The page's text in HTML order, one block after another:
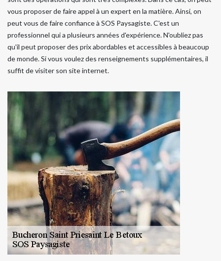
vous proposer de faire appel à un expert en la matière. Ainsi, on
peut vous de faire confiance à SOS Paysagiste. C'est un
professionnel qui a plusieurs années d'expérience. N'oubliez pas
qu'il peut proposer des prix abordables et accessibles à beaucoup
de monde. Si vous voulez des renseignements supplémentaires, il
suffit de visiter son site internet.